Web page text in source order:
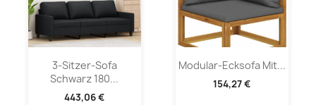
3-Sitzer-Sofa
Schwarz 180...
443,06 €
Modular-Ecksofa Mit...
154,27 €